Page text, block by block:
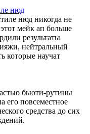
нюд
нюд никогда не
мейк ап больше
результаты
нейтральный
которые научат
бьюти-рутины
его повсеместное
средства до сих